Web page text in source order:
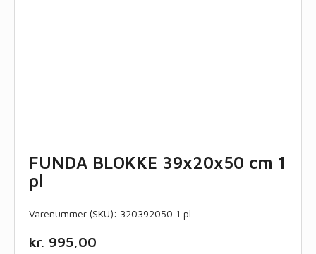
FUNDA BLOKKE 39x20x50 cm 1
pl
Varenummer (SKU): 320392050 1 pl
kr. 995,00